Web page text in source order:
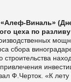
Виналь»
цеха по
сбора
строительства
Ф.Черток. «К